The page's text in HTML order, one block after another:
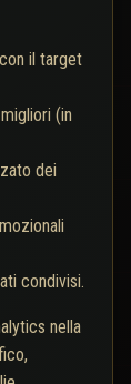
il target
(in
dei
condivisi.
nella